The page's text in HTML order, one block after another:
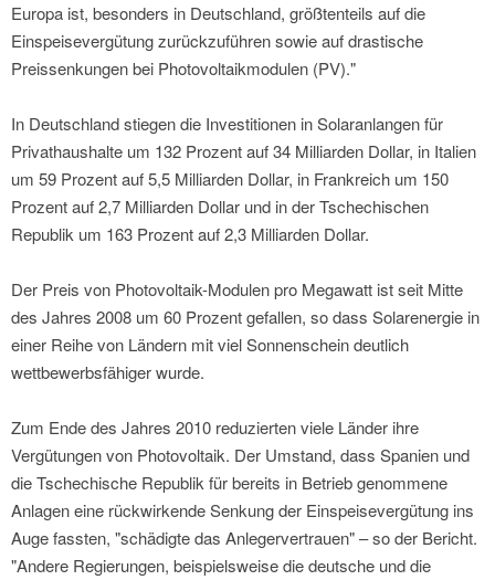
Europa ist, besonders in Deutschland, größtenteils auf die
Einspeisevergütung zurückzuführen sowie auf drastische
Preissenkungen bei Photovoltaikmodulen (PV)."
In Deutschland stiegen die Investitionen in Solaranlangen für
Privathaushalte um 132 Prozent auf 34 Milliarden Dollar, in Italien
um 59 Prozent auf 5,5 Milliarden Dollar, in Frankreich um 150
Prozent auf 2,7 Milliarden Dollar und in der Tschechischen
Republik um 163 Prozent auf 2,3 Milliarden Dollar.
Der Preis von Photovoltaik-Modulen pro Megawatt ist seit Mitte
des Jahres 2008 um 60 Prozent gefallen, so dass Solarenergie in
einer Reihe von Ländern mit viel Sonnenschein deutlich
wettbewerbsfähiger wurde.
Zum Ende des Jahres 2010 reduzierten viele Länder ihre
Vergütungen von Photovoltaik. Der Umstand, dass Spanien und
die Tschechische Republik für bereits in Betrieb genommene
Anlagen eine rückwirkende Senkung der Einspeisevergütung ins
Auge fassten, "schädigte das Anlegervertrauen" – so der Bericht.
"Andere Regierungen, beispielsweise die deutsche und die